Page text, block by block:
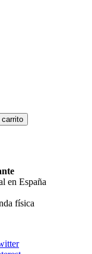
en España
física